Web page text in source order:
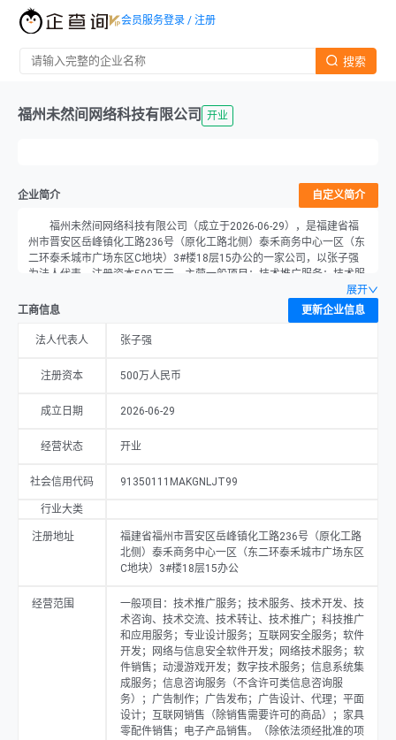
搜索
会员服务登录 / 注册
福州未然间网络科技有限公司 开业
企业简介 自定义简介
福州未然间网络科技有限公司（成立于2026-06-29），是福建省福
州市晋安区岳峰镇化工路236号（原化工路北侧）泰禾商务中心一区（东
二环泰禾城市广场东区C地块）3#楼18层15办公的一家公司，以张子强
为法人代表，注册资本500万元，主营一般项目：技术推广服务；技术服
务、技术开发、技术咨询、技术交流、技术转让、技术推广；科技推广和
应用服务；专业设计服务；互联网安全服务；软件开发；网络与信息安全
软件开发；网络技术服务；软件销售；动漫游戏开发；数字技术服务；信
息系统集成服务；信息咨询服务（不含许可类信息咨询服务）；广告制
可的商品）；家具零配件销售；电子产品销售。（除依法须经批准的项目
部门批准后方可开展经营活动，具体经营项目以相关部门批准文件或许可
展开
工商信息
更新企业信息
法人代表人 张子强
注册资本 500万人民币
成立日期 2026-06-29
经营状态 开业
社会信用代码 91350111MAKGNLJT99
行业大类
注册地址
福建省福州市晋安区岳峰镇化工路236号（原化工路
北侧）泰禾商务中心一区（东二环泰禾城市广场东区
C地块）3#楼18层15办公
经营范围
一般项目：技术推广服务；技术服务、技术开发、技
术咨询、技术交流、技术转让、技术推广；科技推广
和应用服务；专业设计服务；互联网安全服务；软件
开发；网络与信息安全软件开发；网络技术服务；软
件销售；动漫游戏开发；数字技术服务；信息系统集
成服务；信息咨询服务（不含许可类信息咨询服
务）；广告制作；广告发布；广告设计、代理；平面
设计；互联网销售（除销售需要许可的商品）；家具
零配件销售；电子产品销售。（除依法须经批准的项